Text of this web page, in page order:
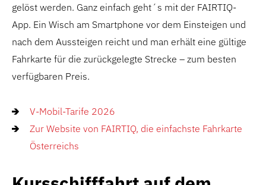
gelöst werden. Ganz einfach geht´s mit der FAIRTIQ-
App. Ein Wisch am Smartphone vor dem Einsteigen und
nach dem Aussteigen reicht und man erhält eine gültige
Fahrkarte für die zurückgelegte Strecke – zum besten
verfügbaren Preis.
V-Mobil-Tarife 2026
Zur Website von FAIRTIQ, die einfachste Fahrkarte
Österreichs